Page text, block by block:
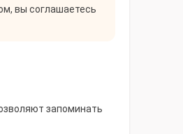
вы соглашаетесь
запоминать